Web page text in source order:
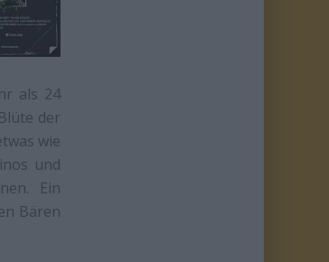
als 24
der
wie
und
Ein
Bären